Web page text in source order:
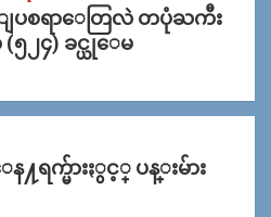
ျပစရာေတြလဲ တပုံႀကီး
၂၄) ခင္ယုေမ
န႔ရက္မ်ားႏွင့္ ပန္းမ်ား